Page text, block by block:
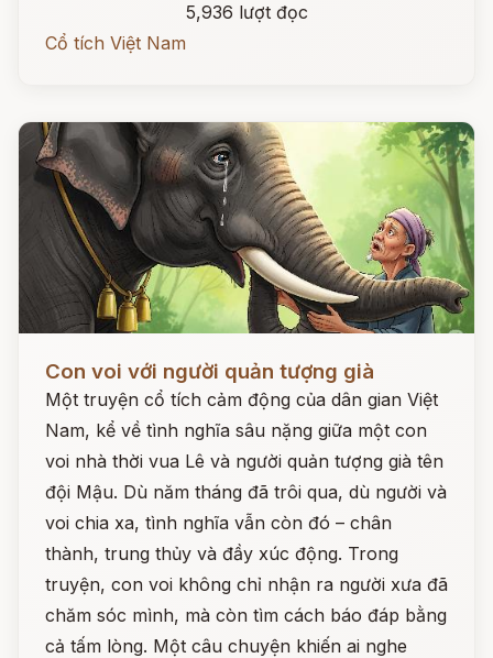
5,936 lượt đọc
Cổ tích Việt Nam
Con voi với người quản tượng già
Một truyện cổ tích cảm động của dân gian Việt
Nam, kể về tình nghĩa sâu nặng giữa một con
voi nhà thời vua Lê và người quản tượng già tên
đội Mậu. Dù năm tháng đã trôi qua, dù người và
voi chia xa, tình nghĩa vẫn còn đó – chân
thành, trung thủy và đầy xúc động. Trong
truyện, con voi không chỉ nhận ra người xưa đã
chăm sóc mình, mà còn tìm cách báo đáp bằng
cả tấm lòng. Một câu chuyện khiến ai nghe